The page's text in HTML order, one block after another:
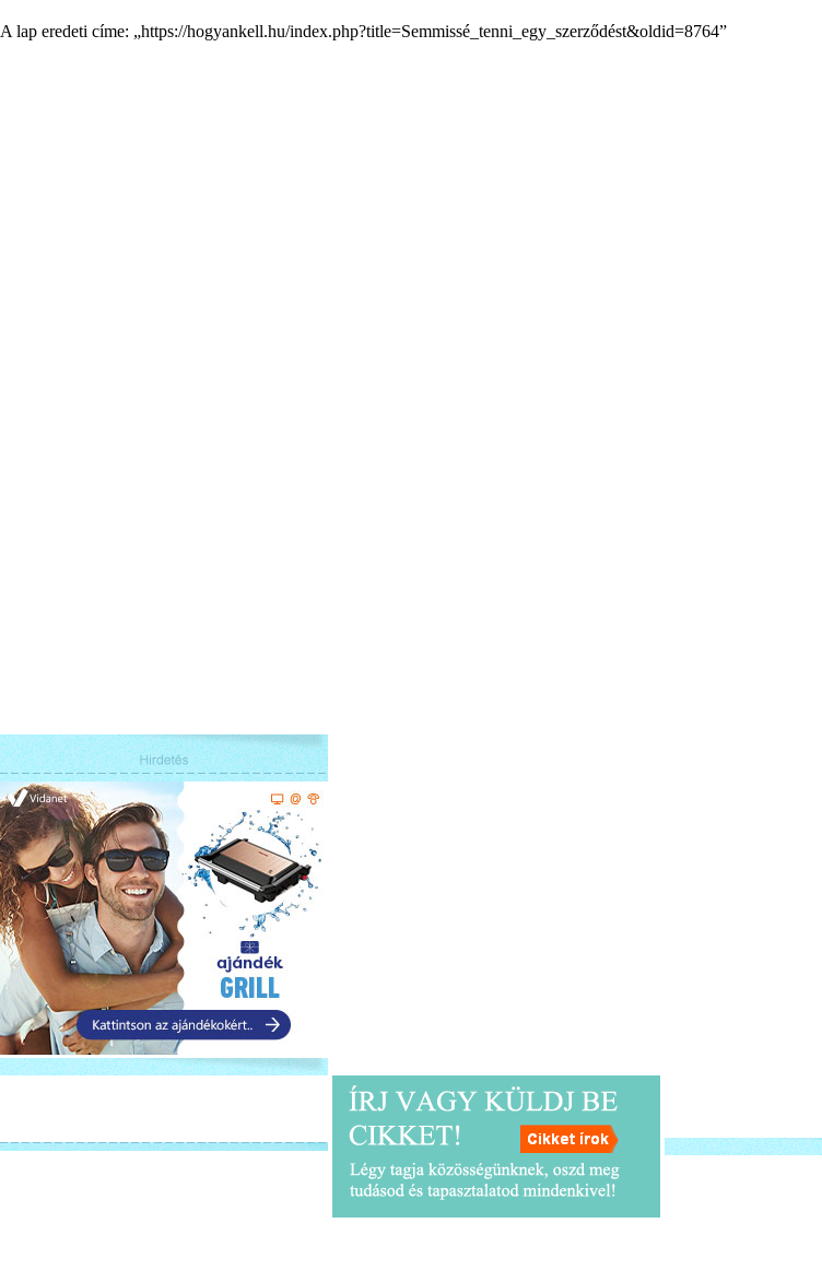
A lap eredeti címe: „https://hogyankell.hu/index.php?title=Semmissé_tenni_egy_szerződést&oldid=8764”